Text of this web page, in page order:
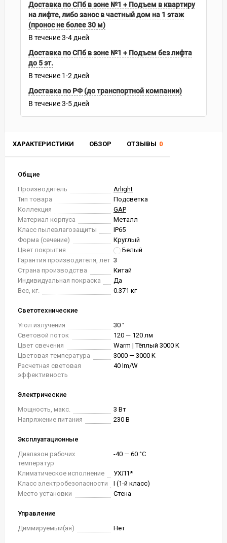
ХАРАКТЕРИСТИКИ ОБЗОР ОТЗЫВЫ 0
Общие
Производитель
Arlight
Тип товара
Подсветка
Коллекция
GAP
Материал корпуса
Металл
Класс пылевлагозащиты
IP65
Форма (сечение)
Круглый
Цвет покрытия
Белый
Гарантия производителя, лет 3
Страна производства
Китай
Индивидуальная покраска
Да
Вес, кг.
0.371 кг
Светотехнические
Угол излучения
30 °
Световой поток
120 — 120 лм
Цвет свечения
Warm | Тёплый 3000 K
Цветовая температура
3000 — 3000 K
Расчетная световая
эффективность
40 lm/W
Электрические
Мощность, макс.
3 Вт
Напряжение питания
230 В
Эксплуатационные
Диапазон рабочих
температур
-40 — 60 °C
Климатическое исполнение
УХЛ1*
Класс электробезопасности
I (1-й класс)
Место установки
Стена
Управление
Диммируемый(ая)
Нет
Доставка по СПб в зоне №1 + Подъем в квартиру
на лифте, либо занос в частный дом на 1 этаж
(пронос не более 30 м)
В течение3-4 дней
Доставка по СПб в зоне №1 + Подъем без лифта
до 5 эт.
В течение 1-2 дней
Доставка по РФ (до транспортной компании)
В течение3-5 дней